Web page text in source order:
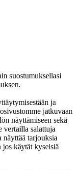
suostumuksellasi
ja
jatkuvaan
näyttämiseen sekä
vertailla salattuja
näyttää tarjouksia
jos käytät kyseisiä